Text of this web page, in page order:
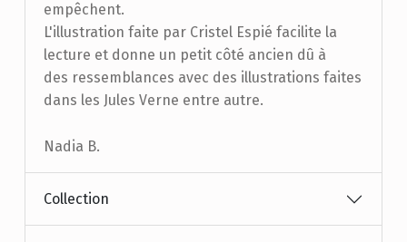
empêchent.
L'illustration faite par Cristel Espié facilite la
lecture et donne un petit côté ancien dû à
des ressemblances avec des illustrations faites
dans les Jules Verne entre autre.
Nadia B.
Collection